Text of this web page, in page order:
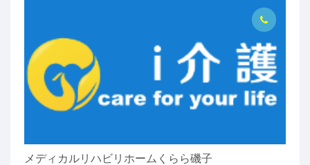
メディカルリハビリホームくらら磯子